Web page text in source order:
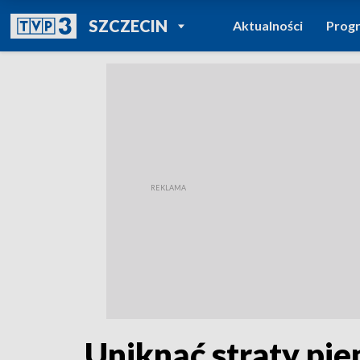
SZCZECINPOWRÓT DO
TVP REGIONY
Aktualności